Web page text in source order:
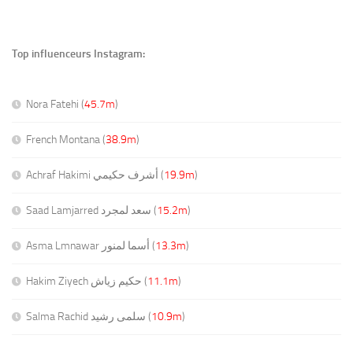
Top influenceurs Instagram:
Nora Fatehi (45.7m)
French Montana (38.9m)
Achraf Hakimi أشرف حكيمي ( 19.9m)
Saad Lamjarred سعد لمجرد ( 15.2m)
Asma Lmnawar أسما لمنور ( 13.3m)
Hakim Ziyech حكيم زياش ( 11.1m)
Salma Rachid سلمى رشيد ( 10.9m)